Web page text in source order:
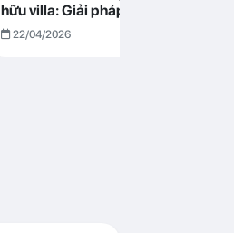
hữu villa: Giải pháp tối ưu lợi nhuận
cùng Abogo tại Đà Nẵng
22/04/2026